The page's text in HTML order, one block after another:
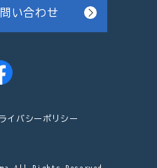
い合わせ
イバシーポリシー